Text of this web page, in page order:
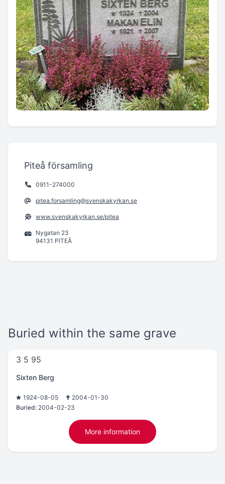
Piteå församling
0911-274000
pitea.forsamling@svenskakyrkan.se
www.svenskakyrkan.se/pitea
Nygatan 23
94131 PITEÅ
Buried within the same grave
3 5 95
Sixten Berg
1924-08-05
2004-01-30
Buried: 2004-02-23
More information